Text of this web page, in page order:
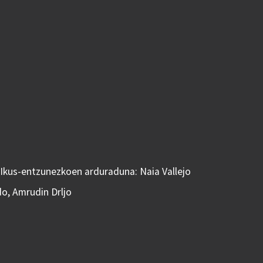
entzunezkoen arduraduna: Naia Vallejo
Amrudin Drljo